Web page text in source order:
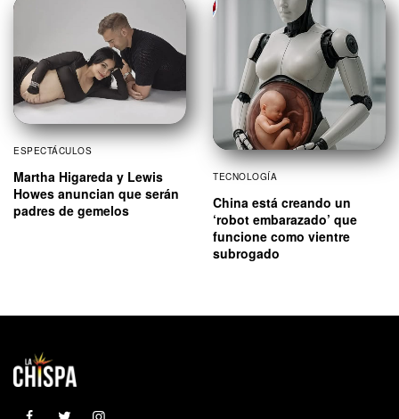
ESPECTÁCULOS
Martha Higareda y Lewis
Howes anuncian que serán
padres de gemelos
TECNOLOGÍA
China está creando un
‘robot embarazado’ que
funcione como vientre
subrogado